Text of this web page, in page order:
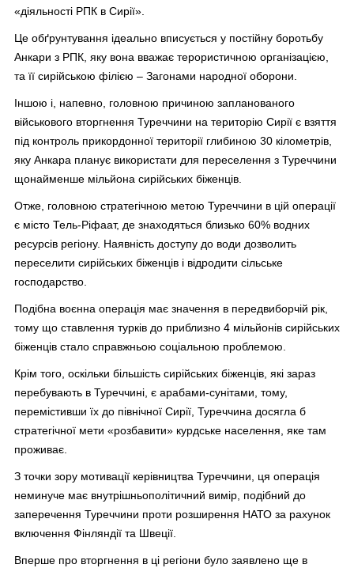
«діяльності РПК в Сирії».
Це обґрунтування ідеально вписується у постійну боротьбу
Анкари з РПК, яку вона вважає терористичною організацією,
та її сирійською філією – Загонами народної оборони.
Іншою і, напевно, головною причиною запланованого
військового вторгнення Туреччини на територію Сирії є взяття
під контроль прикордонної території глибиною 30 кілометрів,
яку Анкара планує використати для переселення з Туреччини
щонайменше мільйона сирійських біженців.
Отже, головною стратегічною метою Туреччини в цій операції
є місто Тель-Ріфаат, де знаходяться близько 60% водних
ресурсів регіону. Наявність доступу до води дозволить
переселити сирійських біженців і відродити сільське
господарство.
Подібна воєнна операція має значення в передвиборчій рік,
тому що ставлення турків до приблизно 4 мільйонів сирійських
біженців стало справжньою соціальною проблемою.
Крім того, оскільки більшість сирійських біженців, які зараз
перебувають в Туреччині, є арабами-сунітами, тому,
перемістивши їх до північної Сирії, Туреччина досягла б
стратегічної мети «розбавити» курдське населення, яке там
проживає.
З точки зору мотивації керівництва Туреччини, ця операція
неминуче має внутрішньополітичний вимір, подібний до
заперечення Туреччини проти розширення НАТО за рахунок
включення Фінляндії та Швеції.
Вперше про вторгнення в ці регіони було заявлено ще в